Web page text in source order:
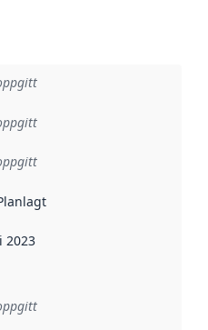
seier når dataa i dette
2023